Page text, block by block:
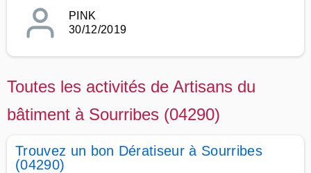
PINK
30/12/2019
Toutes les activités de Artisans du
bâtiment à Sourribes (04290)
Trouvez un bon Dératiseur à Sourribes
(04290)